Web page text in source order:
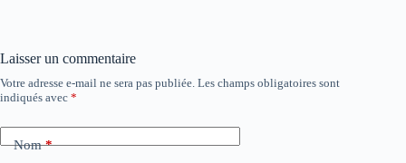
Laisser un commentaire
Votre adresse e-mail ne sera pas publiée. Les champs obligatoires sont
indiqués avec *
Nom*